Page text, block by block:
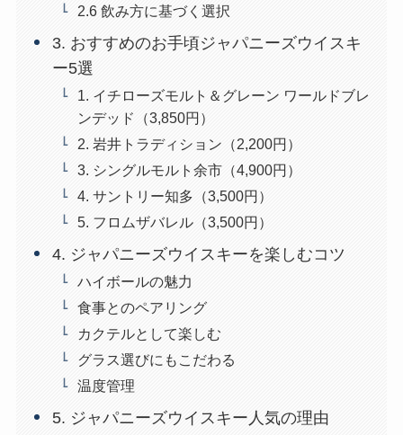
2.6 飲み方に基づく選択
3. おすすめのお手頃ジャパニーズウイスキ
ー5選
1. イチローズモルト＆グレーン ワールドブレ
ンデッド（3,850円）
2. 岩井トラディション（2,200円）
3. シングルモルト余市（4,900円）
4. サントリー知多（3,500円）
5. フロムザバレル（3,500円）
4. ジャパニーズウイスキーを楽しむコツ
ハイボールの魅力
食事とのペアリング
カクテルとして楽しむ
グラス選びにもこだわる
温度管理
5. ジャパニーズウイスキー人気の理由